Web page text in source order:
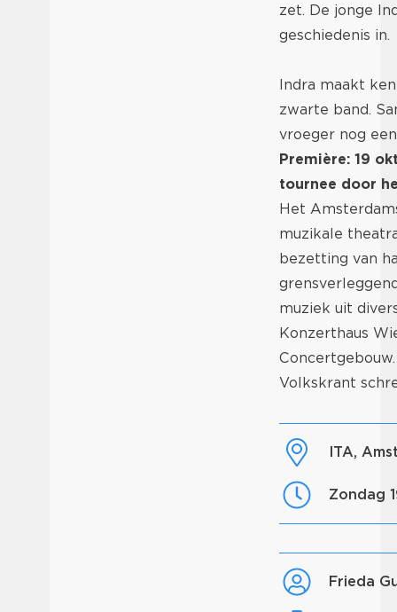
zet. De jonge
geschiedenis in.
Indra maakt
zwarte band.
vroeger nog
Première: 19
tournee door
Het
muzikale
bezetting van
muziek uit
Konzerthaus
Volkskrant
ITA,
zondag
Frieda